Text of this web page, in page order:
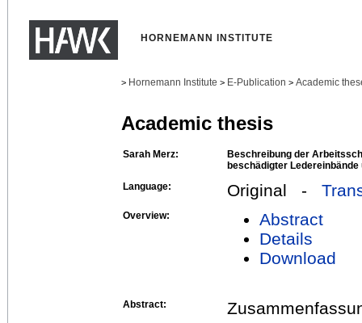
HORNEMANN INSTITUTE
> Hornemann Institute > E-Publication > Academic
Academic thesis
Sarah Merz:
Beschreibung der
beschädigter
Language:
Original -
Overview:
Abstract
Details
Download
Abstract: